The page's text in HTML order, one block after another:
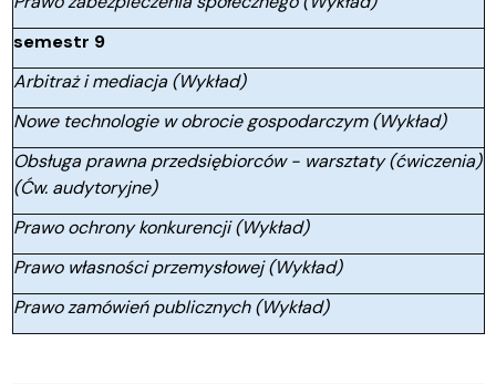
semestr 9
Arbitraż i mediacja (Wykład)
Nowe technologie w obrocie gospodarczym (Wykład)
Obsługa prawna przedsiębiorców - warsztaty (ćwiczenia)
(Ćw. audytoryjne)
Prawo ochrony konkurencji (Wykład)
Prawo własności przemysłowej (Wykład)
Prawo zamówień publicznych (Wykład)